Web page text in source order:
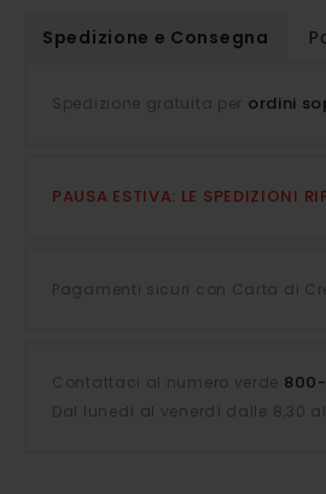
Spedizione e Consegna
Spedizione gratuita per ordini
PAUSA ESTIVA: LE SPEDIZIONI
Pagamenti sicuri con Carta di
Contattaci al numero verde 800-
Dal lunedì al venerdì dalle 8,30